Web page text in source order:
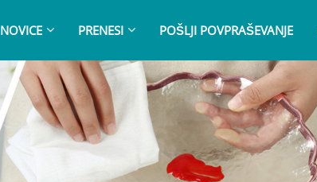
NOVICE PRENESI POŠLJI POVPRAŠEVANJE